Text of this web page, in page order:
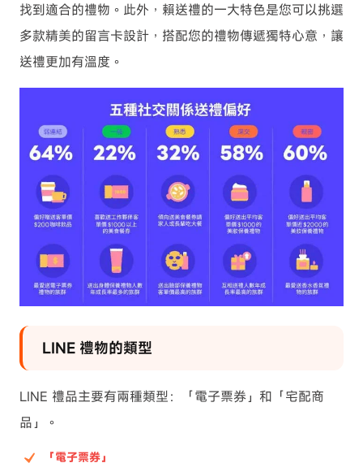
找到適合的禮物。此外，賴送禮的一大特色是您可以挑選
多款精美的留言卡設計，搭配您的禮物傳遞獨特心意，讓
送禮更加有溫度。
LINE 禮物的類型
LINE 禮品主要有兩種類型：「電子票券」和「宅配商
品」。
「電子票券」